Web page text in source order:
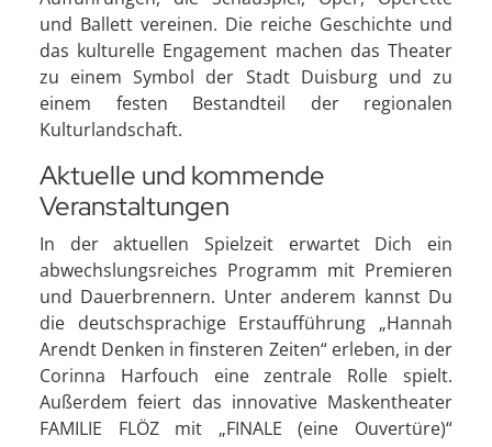
und Ballett vereinen. Die reiche Geschichte und
das kulturelle Engagement machen das Theater
zu einem Symbol der Stadt Duisburg und zu
einem festen Bestandteil der regionalen
Kulturlandschaft.
Aktuelle und kommende
Veranstaltungen
In der aktuellen Spielzeit erwartet Dich ein
abwechslungsreiches Programm mit Premieren
und Dauerbrennern. Unter anderem kannst Du
die deutschsprachige Erstaufführung „Hannah
Arendt Denken in finsteren Zeiten“ erleben, in der
Corinna Harfouch eine zentrale Rolle spielt.
Außerdem feiert das innovative Maskentheater
FAMILIE FLÖZ mit „FINALE (eine Ouvertüre)“